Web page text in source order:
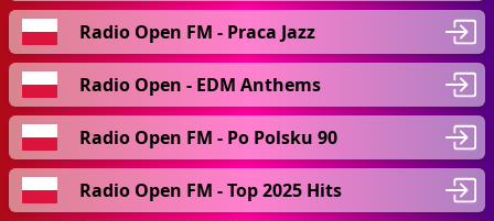
Radio Open FM - Praca Jazz
Radio Open - EDM Anthems
Radio Open FM - Po Polsku 90
Radio Open FM - Top 2025 Hits